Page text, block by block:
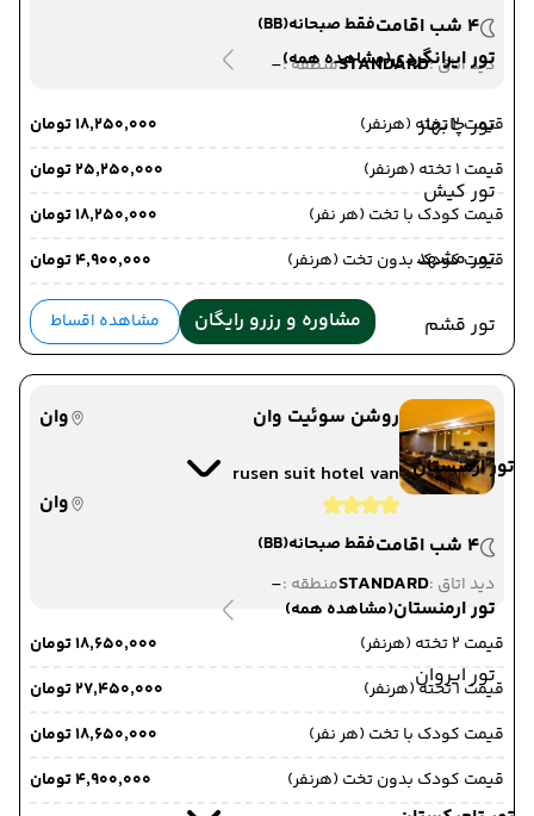
تور ایرانگردی(مشاهده همه)
تور چابهار
تور کیش
تور مشهد
تور قشم
تور ارمنستان
تور ارمنستان(مشاهده همه)
تور ایروان
4 شب اقامت
فقط صبحانه(BB)
دید اتاق :STANDARDمنطقه :-
قیمت 2 تخته (هرنفر)
۱۸٬۲۵۰٬۰۰۰ تومان
قیمت 1 تخته (هرنفر)
۲۵٬۲۵۰٬۰۰۰ تومان
قیمت کودک با تخت (هر نفر)
۱۸٬۲۵۰٬۰۰۰ تومان
قیمت کودک بدون تخت (هرنفر)
۴٬۹۰۰٬۰۰۰ تومان
مشاوره و رزرو رایگان مشاهده اقساط
روشن سوئیت وان
وان
rusen suit hotel van
وان
4 شب اقامت
فقط صبحانه(BB)
دید اتاق :STANDARDمنطقه :-
قیمت 2 تخته (هرنفر)
۱۸٬۶۵۰٬۰۰۰ تومان
قیمت 1 تخته (هرنفر)
۲۷٬۴۵۰٬۰۰۰ تومان
قیمت کودک با تخت (هر نفر)
۱۸٬۶۵۰٬۰۰۰ تومان
قیمت کودک بدون تخت (هرنفر)
۴٬۹۰۰٬۰۰۰ تومان